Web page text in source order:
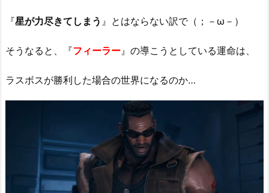
『星が力尽きてしまう 』とはならない訳で（；－ω－）
そうなると、『フィーラー 』の導こうとしている運命は、
ラスボスが勝利した場合の世界になるのか…